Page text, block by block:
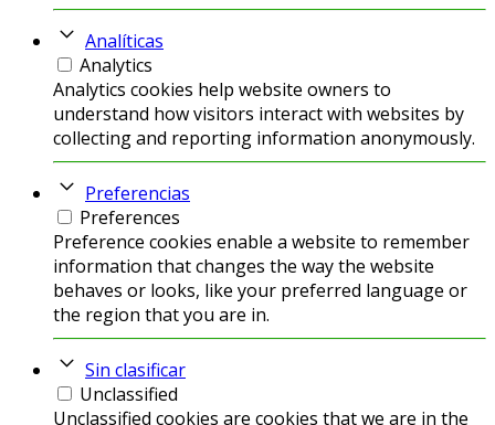
Analíticas
Analytics
Analytics cookies help website owners to
understand how visitors interact with websites by
collecting and reporting information anonymously.
Preferencias
Preferences
Preference cookies enable a website to remember
information that changes the way the website
behaves or looks, like your preferred language or
the region that you are in.
Sin clasificar
Unclassified
Unclassified cookies are cookies that we are in the